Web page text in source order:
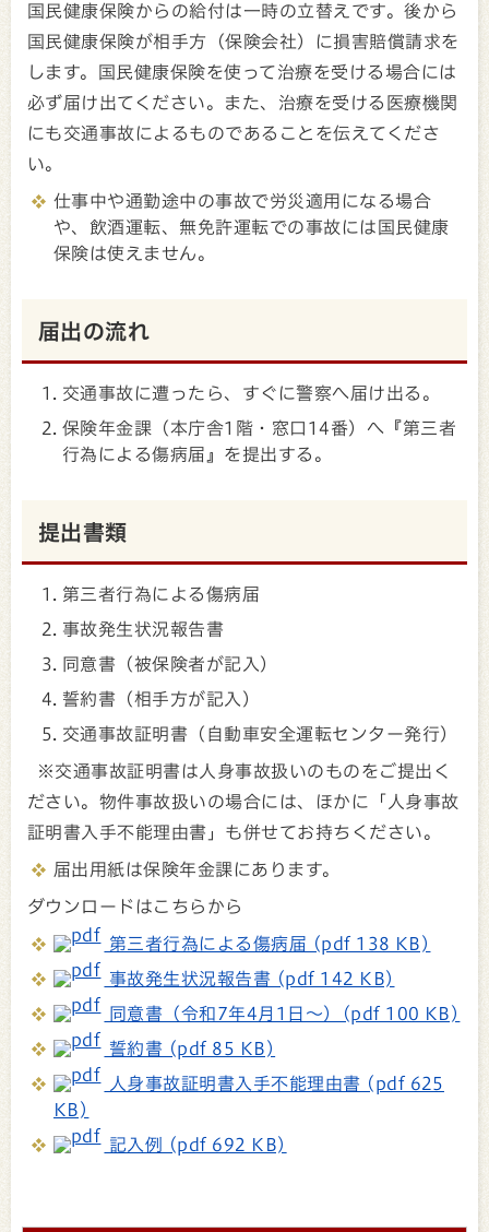
国民健康保険からの給付は一時の立替えです。後から
国民健康保険が相手方（保険会社）に損害賠償請求を
します。国民健康保険を使って治療を受ける場合には
必ず届け出てください。また、治療を受ける医療機関
にも交通事故によるものであることを伝えてくださ
い。
仕事中や通勤途中の事故で労災適用になる場合
や、飲酒運転、無免許運転での事故には国民健康
保険は使えません。
届出の流れ
交通事故に遭ったら、すぐに警察へ届け出る。
保険年金課（本庁舎1階・窓口14番）へ『第三者
行為による傷病届』を提出する。
提出書類
第三者行為による傷病届
事故発生状況報告書
同意書（被保険者が記入）
誓約書（相手方が記入）
交通事故証明書（自動車安全運転センター発行）
※交通事故証明書は人身事故扱いのものをご提出く
ださい。物件事故扱いの場合には、ほかに「人身事故
証明書入手不能理由書」も併せてお持ちください。
届出用紙は保険年金課にあります。
ダウンロードはこちらから
第三者行為による傷病届 (pdf 138 KB)
事故発生状況報告書 (pdf 142 KB)
同意書（令和7年4月1日～）(pdf 100 KB)
誓約書 (pdf 85 KB)
人身事故証明書入手不能理由書 (pdf 625
KB)
記入例 (pdf 692 KB)